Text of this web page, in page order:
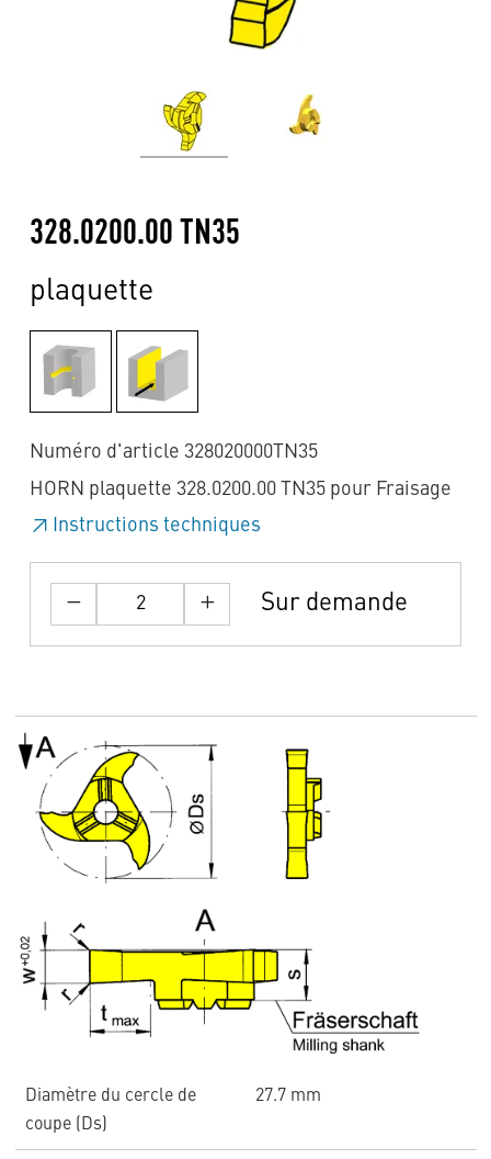
328.0200.00 TN35
plaquette
Numéro d'article 328020000TN35
HORN plaquette 328.0200.00 TN35 pour Fraisage
Instructions techniques
Sur demande
Diamètre du cercle de
coupe (Ds)
27.7 mm